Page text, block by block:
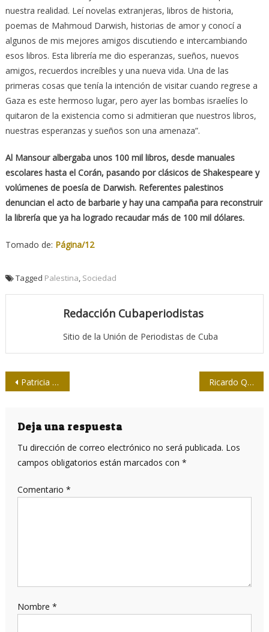
nuestra realidad. Leí novelas extranjeras, libros de historia,
poemas de Mahmoud Darwish, historias de amor y conocí a
algunos de mis mejores amigos discutiendo e intercambiando
esos libros. Esta librería me dio esperanzas, sueños, nuevos
amigos, recuerdos increíbles y una nueva vida. Una de las
primeras cosas que tenía la intención de visitar cuando regrese a
Gaza es este hermoso lugar, pero ayer las bombas israelíes lo
quitaron de la existencia como si admitieran que nuestros libros,
nuestras esperanzas y sueños son una amenaza”.
Al Mansour albergaba unos 100 mil libros, desde manuales
escolares hasta el Corán, pasando por clásicos de Shakespeare y
volúmenes de poesía de Darwish. Referentes palestinos
denuncian el acto de barbarie y hay una campaña para reconstruir
la librería que ya ha logrado recaudar más de 100 mil dólares.
Tomado de: Página/12
Tagged Palestina Sociedad
Redacción Cubaperiodistas
Sitio de la Unión de Periodistas de Cuba
Navegación
entradas
Patricia Ramos: “En el cine cubano hay muchas cosas maravillosas que no se han historiado” Ricardo Quiza, el decano de nuestros periodistas deportivos
Deja una respuesta
Tu dirección de correo electrónico no será publicada. Los
campos obligatorios están marcados con *
Comentario *
Nombre *